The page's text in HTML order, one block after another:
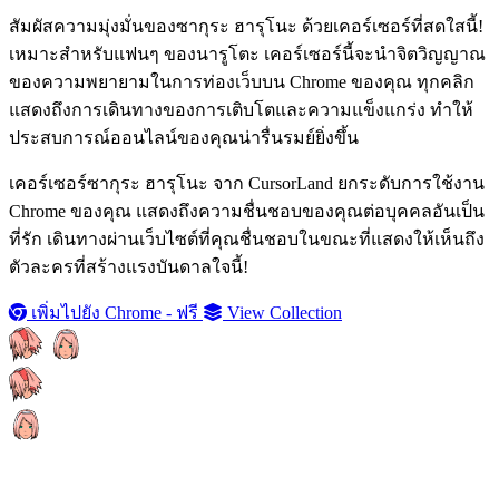
สัมผัสความมุ่งมั่นของซากุระ ฮารุโนะ ด้วยเคอร์เซอร์ที่สดใสนี้!
เหมาะสำหรับแฟนๆ ของนารูโตะ เคอร์เซอร์นี้จะนำจิตวิญญาณ
ของความพยายามในการท่องเว็บบน Chrome ของคุณ ทุกคลิก
แสดงถึงการเดินทางของการเติบโตและความแข็งแกร่ง ทำให้
ประสบการณ์ออนไลน์ของคุณน่ารื่นรมย์ยิ่งขึ้น
เคอร์เซอร์ซากุระ ฮารุโนะ จาก CursorLand ยกระดับการใช้งาน
Chrome ของคุณ แสดงถึงความชื่นชอบของคุณต่อบุคคลอันเป็น
ที่รัก เดินทางผ่านเว็บไซต์ที่คุณชื่นชอบในขณะที่แสดงให้เห็นถึง
ตัวละครที่สร้างแรงบันดาลใจนี้!
เพิ่มไปยัง Chrome - ฟรี View Collection